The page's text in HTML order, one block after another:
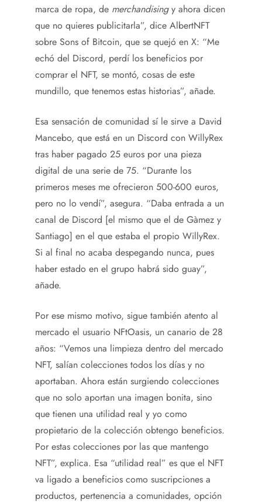
marca de ropa, de merchandisingy ahora dicen
que no quieres publicitarla”, dice AlbertNFT
sobre Sons of Bitcoin, que se quejó en X: “Me
echó del Discord, perdí los beneficios por
comprar el NFT, se montó, cosas de este
mundillo, que tenemos estas historias”, añade.
Esa sensación de comunidad sí le sirve a David
Mancebo, que está en un Discord con WillyRex
tras haber pagado 25 euros por una pieza
digital de una serie de 75. “Durante los
primeros meses me ofrecieron 500-600 euros,
pero no lo vendí”, asegura. “Daba entrada a un
canal de Discord [el mismo que el de Gàmez y
Santiago] en el que estaba el propio WillyRex.
Si al final no acaba despegando nunca, pues
haber estado en el grupo habrá sido guay”,
añade.
Por ese mismo motivo, sigue también atento al
mercado el usuario NFtOasis, un canario de 28
años: “Vemos una limpieza dentro del mercado
NFT, salían colecciones todos los días y no
aportaban. Ahora están surgiendo colecciones
que no solo aportan una imagen bonita, sino
que tienen una utilidad real y yo como
propietario de la colección obtengo beneficios.
Por estas colecciones por las que mantengo
NFT”, explica. Esa “utilidad real” es que el NFT
va ligado a beneficios como suscripciones a
productos, pertenencia a comunidades, opción